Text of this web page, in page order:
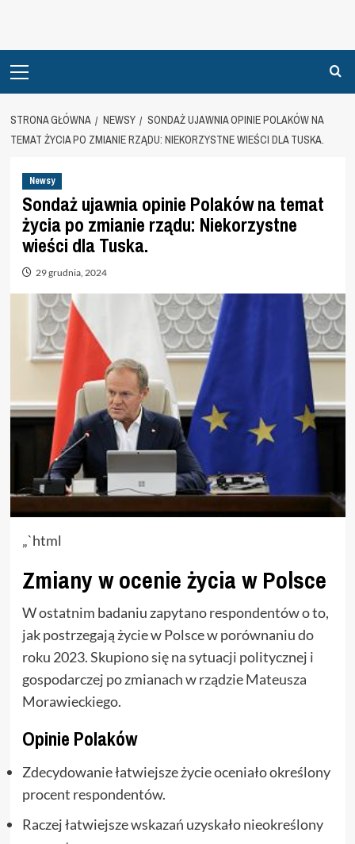
Menu
STRONA GŁÓWNA NEWSY
SONDAŻ UJAWNIA OPINIE POLAKÓW NA
TEMAT ŻYCIA PO ZMIANIE RZĄDU: NIEKORZYSTNE WIEŚCI DLA TUSKA.
Newsy
Sondaż ujawnia opinie Polaków na temat
życia po zmianie rządu: Niekorzystne
wieści dla Tuska.
29 grudnia, 2024
„`html
Zmiany w ocenie życia w Polsce
W ostatnim badaniu zapytano respondentów o to,
jak postrzegają życie w Polsce w porównaniu do
roku 2023. Skupiono się na sytuacji politycznej i
gospodarczej po zmianach w rządzie Mateusza
Morawieckiego.
Opinie Polaków
Zdecydowanie łatwiejsze życie oceniało określony
procent respondentów.
Raczej łatwiejsze wskazań uzyskało nieokreślony